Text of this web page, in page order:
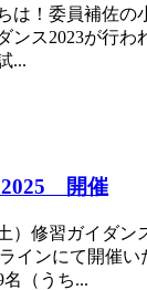
は！委員補佐の
ンス2023が行わ
...
2025 開催
）修習ガイダン
インにて開催い
（うち...